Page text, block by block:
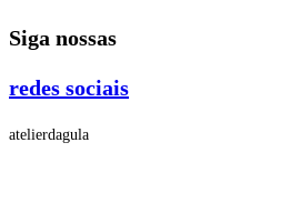
Siga nossas
redes sociais
atelierdagula